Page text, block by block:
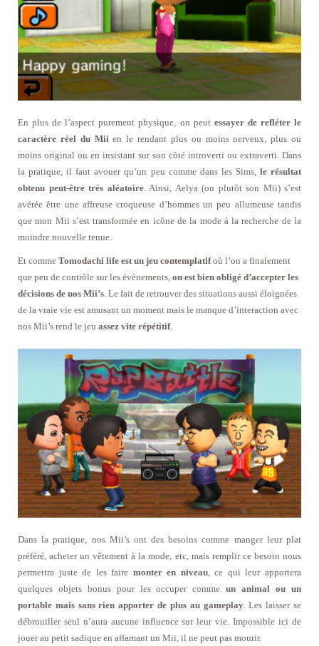
En plus de l’aspect purement physique, on peut essayer de refléter le
caractère réel du Miien le rendant plus ou moins nerveux, plus ou
moins original ou en insistant sur son côté introverti ou extraverti. Dans
la pratique, il faut avouer qu’un peu comme dans les Sims,le résultat
obtenu peut-être très aléatoire. Ainsi, Aelya (ou plutôt son Mii) s’est
avérée être une affreuse croqueuse d’hommes un peu allumeuse tandis
que mon Mii s’est transformée en icône de la mode à la recherche de la
moindre nouvelle tenue.
Et comme Tomodachi life est un jeu contemplatifoù l’on a finalement
que peu de contrôle sur les évènements, on est bien obligé d’accepter les
décisions de nos Mii’s. Le fait de retrouver des situations aussi éloignées
de la vraie vie est amusant un moment mais le manque d’interaction avec
nos Mii’s rend le jeu assez vite répétitif.
Dans la pratique, nos Mii’s ont des besoins comme manger leur plat
préféré, acheter un vêtement à la mode, etc, mais remplir ce besoin nous
permettra juste de les faire monter en niveau, ce qui leur apportera
quelques objets bonus pour les occuper commeun animal ou un
portable mais sans rien apporter de plus au gameplay. Les laisser se
débrouiller seul n’aura aucune influence sur leur vie. Impossible ici de
jouer au petit sadique en affamant un Mii, il ne peut pas mourir.